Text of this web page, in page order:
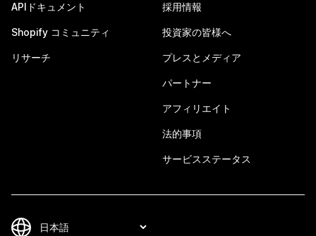
APIドキュメント
Shopify コミュニティ
リサーチ
採用情報
投資家の皆様へ
プレスとメディア
パートナー
アフィリエイト
法的事項
サービスステータス